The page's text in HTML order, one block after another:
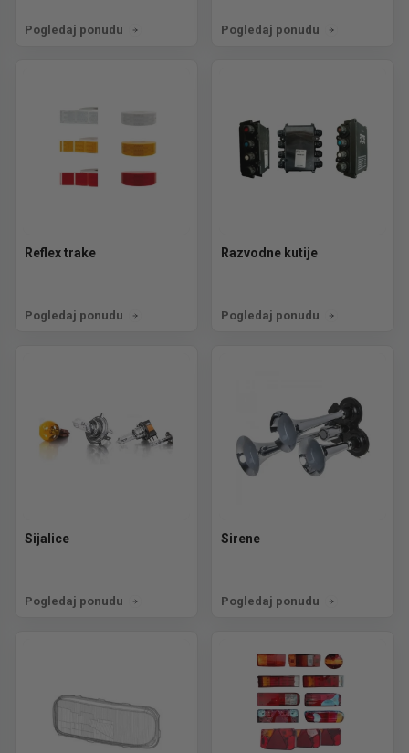
Pogledaj ponudu Pogledaj ponudu
Reflex trake
Pogledaj ponudu
Razvodne kutije
Pogledaj ponudu
Sijalice
Pogledaj ponudu
Sirene
Pogledaj ponudu